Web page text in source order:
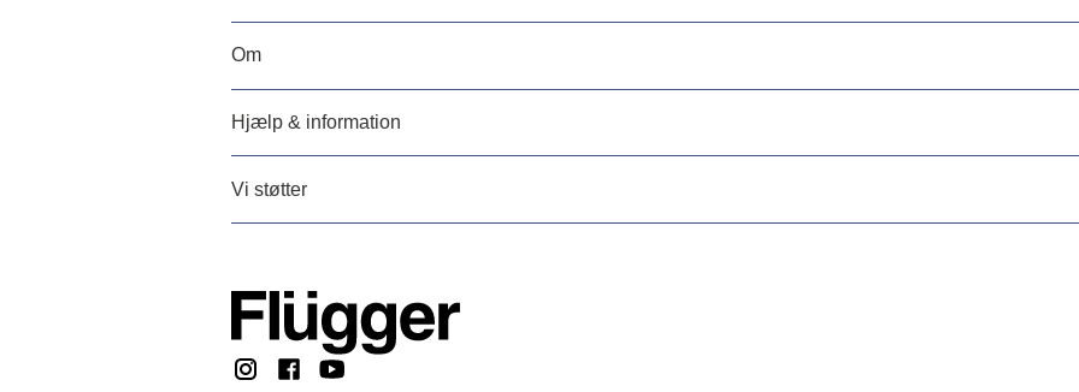
Om
Hjælp & information
Vi støtter